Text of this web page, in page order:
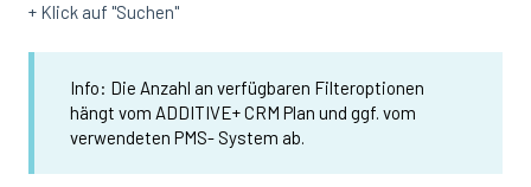
+ Klick auf "Suchen"
Info: Die Anzahl an verfügbaren Filteroptionen
hängt vom ADDITIVE+ CRM Plan und ggf. vom
verwendeten PMS- System ab.